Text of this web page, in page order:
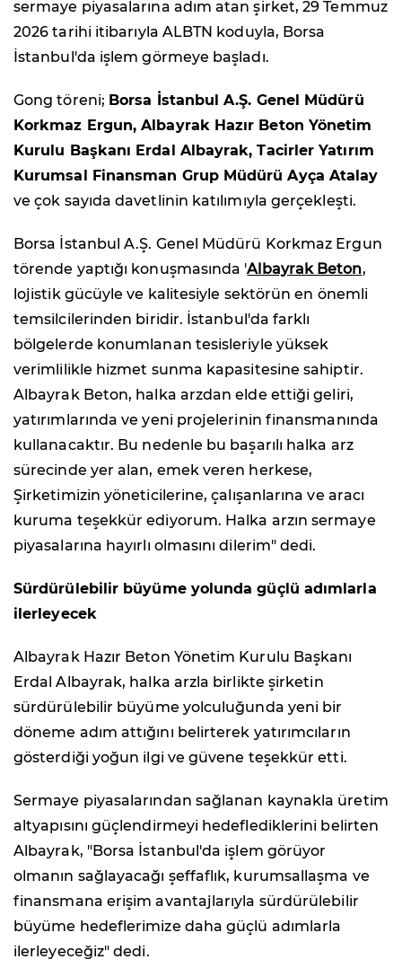
sermaye piyasalarına adım atan şirket, 29 Temmuz
2026 tarihi itibarıyla ALBTN koduyla, Borsa
İstanbul'da işlem görmeye başladı.
Gong töreni; Borsa İstanbul A.Ş. Genel Müdürü
Korkmaz Ergun, Albayrak Hazır Beton Yönetim
Kurulu Başkanı Erdal Albayrak, Tacirler Yatırım
Kurumsal Finansman Grup Müdürü Ayça Atalay
ve çok sayıda davetlinin katılımıyla gerçekleşti.
Borsa İstanbul A.Ş. Genel Müdürü Korkmaz Ergun
törende yaptığı konuşmasında 'Albayrak Beton,
lojistik gücüyle ve kalitesiyle sektörün en önemli
temsilcilerinden biridir. İstanbul'da farklı
bölgelerde konumlanan tesisleriyle yüksek
verimlilikle hizmet sunma kapasitesine sahiptir.
Albayrak Beton, halka arzdan elde ettiği geliri,
yatırımlarında ve yeni projelerinin finansmanında
kullanacaktır. Bu nedenle bu başarılı halka arz
sürecinde yer alan, emek veren herkese,
Şirketimizin yöneticilerine, çalışanlarına ve aracı
kuruma teşekkür ediyorum. Halka arzın sermaye
piyasalarına hayırlı olmasını dilerim" dedi.
Sürdürülebilir büyüme yolunda güçlü adımlarla
ilerleyecek
Albayrak Hazır Beton Yönetim Kurulu Başkanı
Erdal Albayrak, halka arzla birlikte şirketin
sürdürülebilir büyüme yolculuğunda yeni bir
döneme adım attığını belirterek yatırımcıların
gösterdiği yoğun ilgi ve güvene teşekkür etti.
Sermaye piyasalarından sağlanan kaynakla üretim
altyapısını güçlendirmeyi hedeflediklerini belirten
Albayrak, "Borsa İstanbul'da işlem görüyor
olmanın sağlayacağı şeffaflık, kurumsallaşma ve
finansmana erişim avantajlarıyla sürdürülebilir
büyüme hedeflerimize daha güçlü adımlarla
ilerleyeceğiz" dedi.